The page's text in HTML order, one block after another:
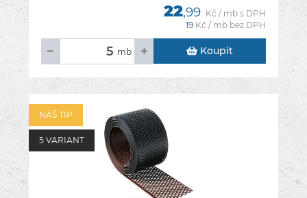
22,99 Kč / mb s DPH
19 Kč / mb bez DPH
mb Koupit
NÁŠ TIP
5 VARIANT